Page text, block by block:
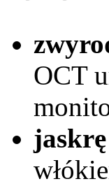
OCT
jaskrę